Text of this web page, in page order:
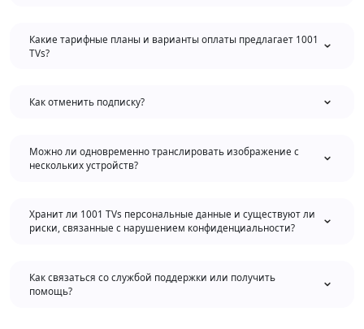
Какие тарифные планы и варианты оплаты предлагает 1001
TVs?
Как отменить подписку?
Можно ли одновременно транслировать изображение с
нескольких устройств?
Хранит ли 1001 TVs персональные данные и существуют ли
риски, связанные с нарушением конфиденциальности?
Как связаться со службой поддержки или получить
помощь?